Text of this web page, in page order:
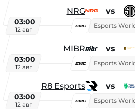
NRG vs
03:00
12 авг
MIBR vs
03:00
12 авг
R8 Esports vs
03:00
12 авг